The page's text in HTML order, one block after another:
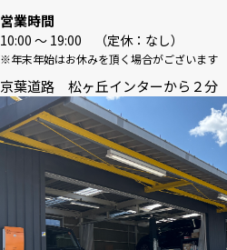
営業時間
10:00 〜 19:00 （定休：なし）
※年末年始はお休みを頂く場合がございます
京葉道路 松ヶ丘インターから２分